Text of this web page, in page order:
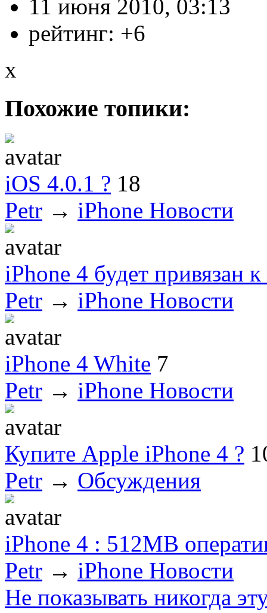
11 июня 2010, 03:13
рейтинг: +6
x
Похожие топики:
iOS 4.0.1 ? 18
Petr → iPhone Новости
iPhone 4 будет привязан
Petr → iPhone Новости
iPhone 4 White 7
Petr → iPhone Новости
Купите Apple iPhone 4 ?
Petr → Обсуждения
iPhone 4 : 512МВ
Petr → iPhone Новости
Не показывать никогда